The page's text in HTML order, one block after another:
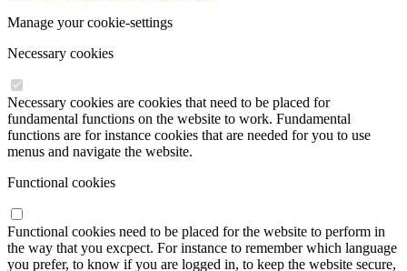
Manage your cookie-settings
Necessary cookies
Necessary cookies are cookies that need to be placed for
fundamental functions on the website to work. Fundamental
functions are for instance cookies that are needed for you to use
menus and navigate the website.
Functional cookies
Functional cookies need to be placed for the website to perform in
the way that you excpect. For instance to remember which language
you prefer, to know if you are logged in, to keep the website secure,